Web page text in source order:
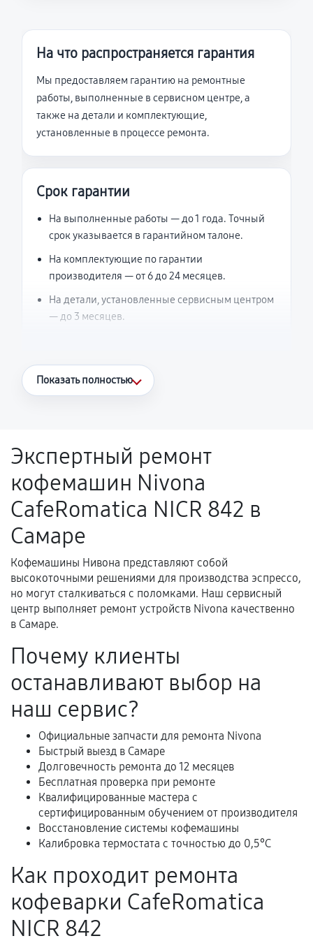
На что распространяется гарантия
Мы предоставляем гарантию на ремонтные
работы, выполненные в сервисном центре, а
также на детали и комплектующие,
установленные в процессе ремонта.
Срок гарантии
На выполненные работы — до 1 года. Точный
срок указывается в гарантийном талоне.
На комплектующие по гарантии
производителя — от 6 до 24 месяцев.
На детали, установленные сервисным центром
— до 3 месяцев.
Что считается гарантийным случаем
Поломка установленной детали при
нормальной эксплуатации в течение
гарантийного срока.
Несоответствие комплектующей заявленным
техническим характеристикам.
Документы для подтверждения
гарантии
Акт выполненных работ с датой, перечнем
услуг и сроком гарантии.
Документы на установленные комплектующие
и кассовый чек.
Расширенная гарантия
В некоторых случаях возможно оформление
расширенной гарантии. Стоимость, сроки и
условия продления согласовываются отдельно и
Когда гарантия не действует
Показать полностью
Экспертный ремонт
кофемашин Nivona
CafeRomatica NICR 842 в
Самаре
Кофемашины Нивона представляют собой
высокоточными решениями для производства эспрессо,
но могут сталкиваться с поломками. Наш сервисный
центр выполняет ремонт устройств Nivona качественно
в Самаре.
Почему клиенты
останавливают выбор на
наш сервис?
Официальные запчасти для ремонта Nivona
Быстрый выезд в Самаре
Долговечность ремонта до 12 месяцев
Бесплатная проверка при ремонте
Квалифицированные мастера с
сертифицированным обучением от производителя
Восстановление системы кофемашины
Калибровка термостата с точностью до 0,5°C
Как проходит ремонта
кофеварки CafeRomatica
NICR 842